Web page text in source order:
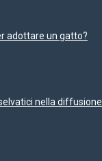
adottare un gatto?
nella diffusione